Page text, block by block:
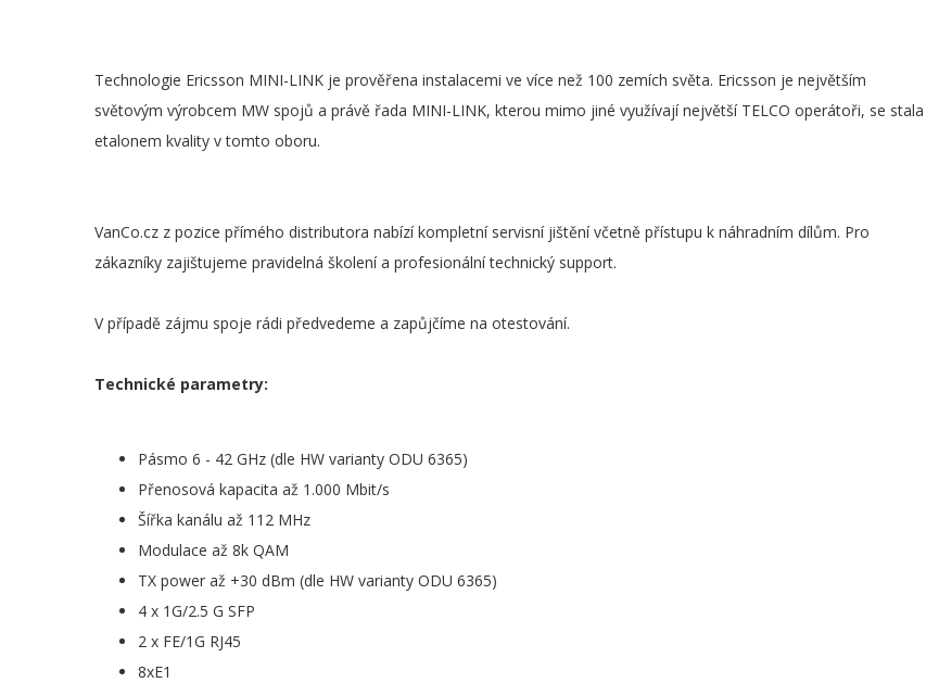
Technologie Ericsson MINI-LINK je prověřena instalacemi ve více než 100 zemích světa. Ericsson je největším
světovým výrobcem MW spojů a právě řada MINI-LINK, kterou mimo jiné využívají největší TELCO operátoři, se stala
etalonem kvality v tomto oboru.
VanCo.cz z pozice přímého distributora nabízí kompletní servisní jištění včetně přístupu k náhradním dílům. Pro
zákazníky zajištujeme pravidelná školení a profesionální technický support.
V případě zájmu spoje rádi předvedeme a zapůjčíme na otestování.
Technické parametry:
Pásmo 6 - 42 GHz (dle HW varianty ODU 6365)
Přenosová kapacita až 1.000 Mbit/s
Šířka kanálu až 112 MHz
Modulace až 8k QAM
TX power až +30 dBm (dle HW varianty ODU 6365)
4 x 1G/2.5 G SFP
2 x FE/1G RJ45
8xE1